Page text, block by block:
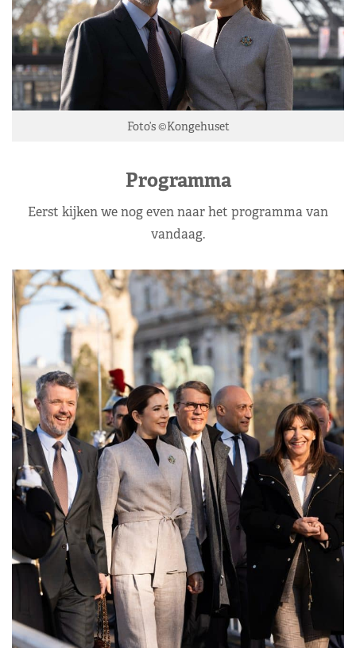
Foto’s ©Kongehuset
Programma
Eerst kijken we nog even naar het programma van
vandaag.